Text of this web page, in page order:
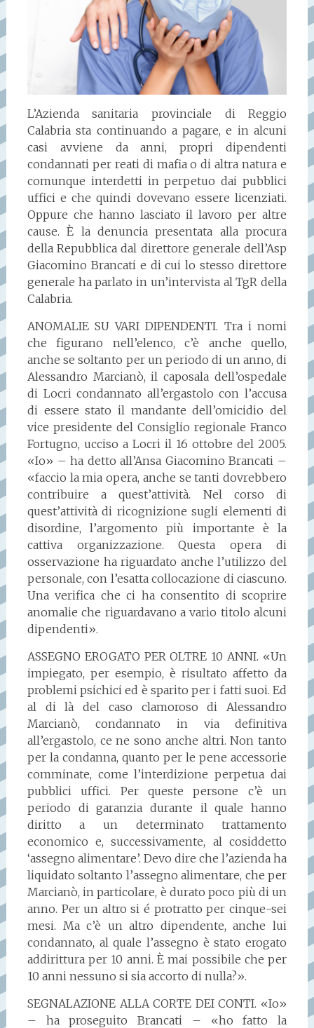
L’Azienda sanitaria provinciale di Reggio
Calabria sta continuando a pagare, e in alcuni
casi avviene da anni, propri dipendenti
condannati per reati di mafia o di altra natura e
comunque interdetti in perpetuo dai pubblici
uffici e che quindi dovevano essere licenziati.
Oppure che hanno lasciato il lavoro per altre
cause. È la denuncia presentata alla procura
della Repubblica dal direttore generale dell’Asp
Giacomino Brancati e di cui lo stesso direttore
generale ha parlato in un’intervista al TgR della
Calabria.
ANOMALIE SU VARI DIPENDENTI. Tra i nomi
che figurano nell’elenco, c’è anche quello,
anche se soltanto per un periodo di un anno, di
Alessandro Marcianò, il caposala dell’ospedale
di Locri condannato all’ergastolo con l’accusa
di essere stato il mandante dell’omicidio del
vice presidente del Consiglio regionale Franco
Fortugno, ucciso a Locri il 16 ottobre del 2005.
«Io» – ha detto all’Ansa Giacomino Brancati –
«faccio la mia opera, anche se tanti dovrebbero
contribuire a quest’attività. Nel corso di
quest’attività di ricognizione sugli elementi di
disordine, l’argomento più importante è la
cattiva organizzazione. Questa opera di
osservazione ha riguardato anche l’utilizzo del
personale, con l’esatta collocazione di ciascuno.
Una verifica che ci ha consentito di scoprire
anomalie che riguardavano a vario titolo alcuni
dipendenti».
ASSEGNO EROGATO PER OLTRE 10 ANNI. «Un
impiegato, per esempio, è risultato affetto da
problemi psichici ed è sparito per i fatti suoi. Ed
al di là del caso clamoroso di Alessandro
Marcianò, condannato in via definitiva
all’ergastolo, ce ne sono anche altri. Non tanto
per la condanna, quanto per le pene accessorie
comminate, come l’interdizione perpetua dai
pubblici uffici. Per queste persone c’è un
periodo di garanzia durante il quale hanno
diritto a un determinato trattamento
economico e, successivamente, al cosiddetto
‘assegno alimentare’. Devo dire che l’azienda ha
liquidato soltanto l’assegno alimentare, che per
Marcianò, in particolare, è durato poco più di un
anno. Per un altro si é protratto per cinque-sei
mesi. Ma c’è un altro dipendente, anche lui
condannato, al quale l’assegno è stato erogato
addirittura per 10 anni. È mai possibile che per
10 anni nessuno si sia accorto di nulla?».
SEGNALAZIONE ALLA CORTE DEI CONTI. «Io»
– ha proseguito Brancati – «ho fatto la